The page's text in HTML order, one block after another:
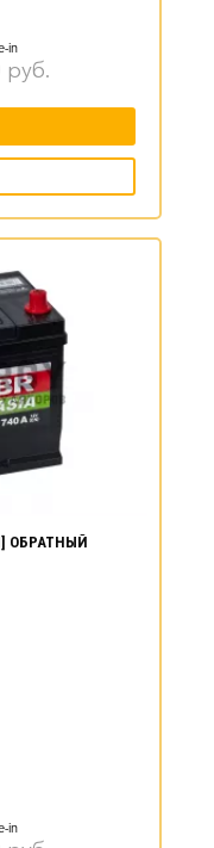
in
руб.
ОБРАТНЫЙ
in